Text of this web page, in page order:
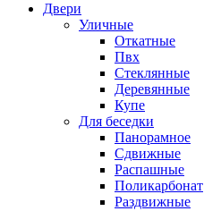
Двери
Уличные
Откатные
Пвх
Стеклянные
Деревянные
Купе
Для беседки
Панорамное
Сдвижные
Распашные
Поликарбонат
Раздвижные